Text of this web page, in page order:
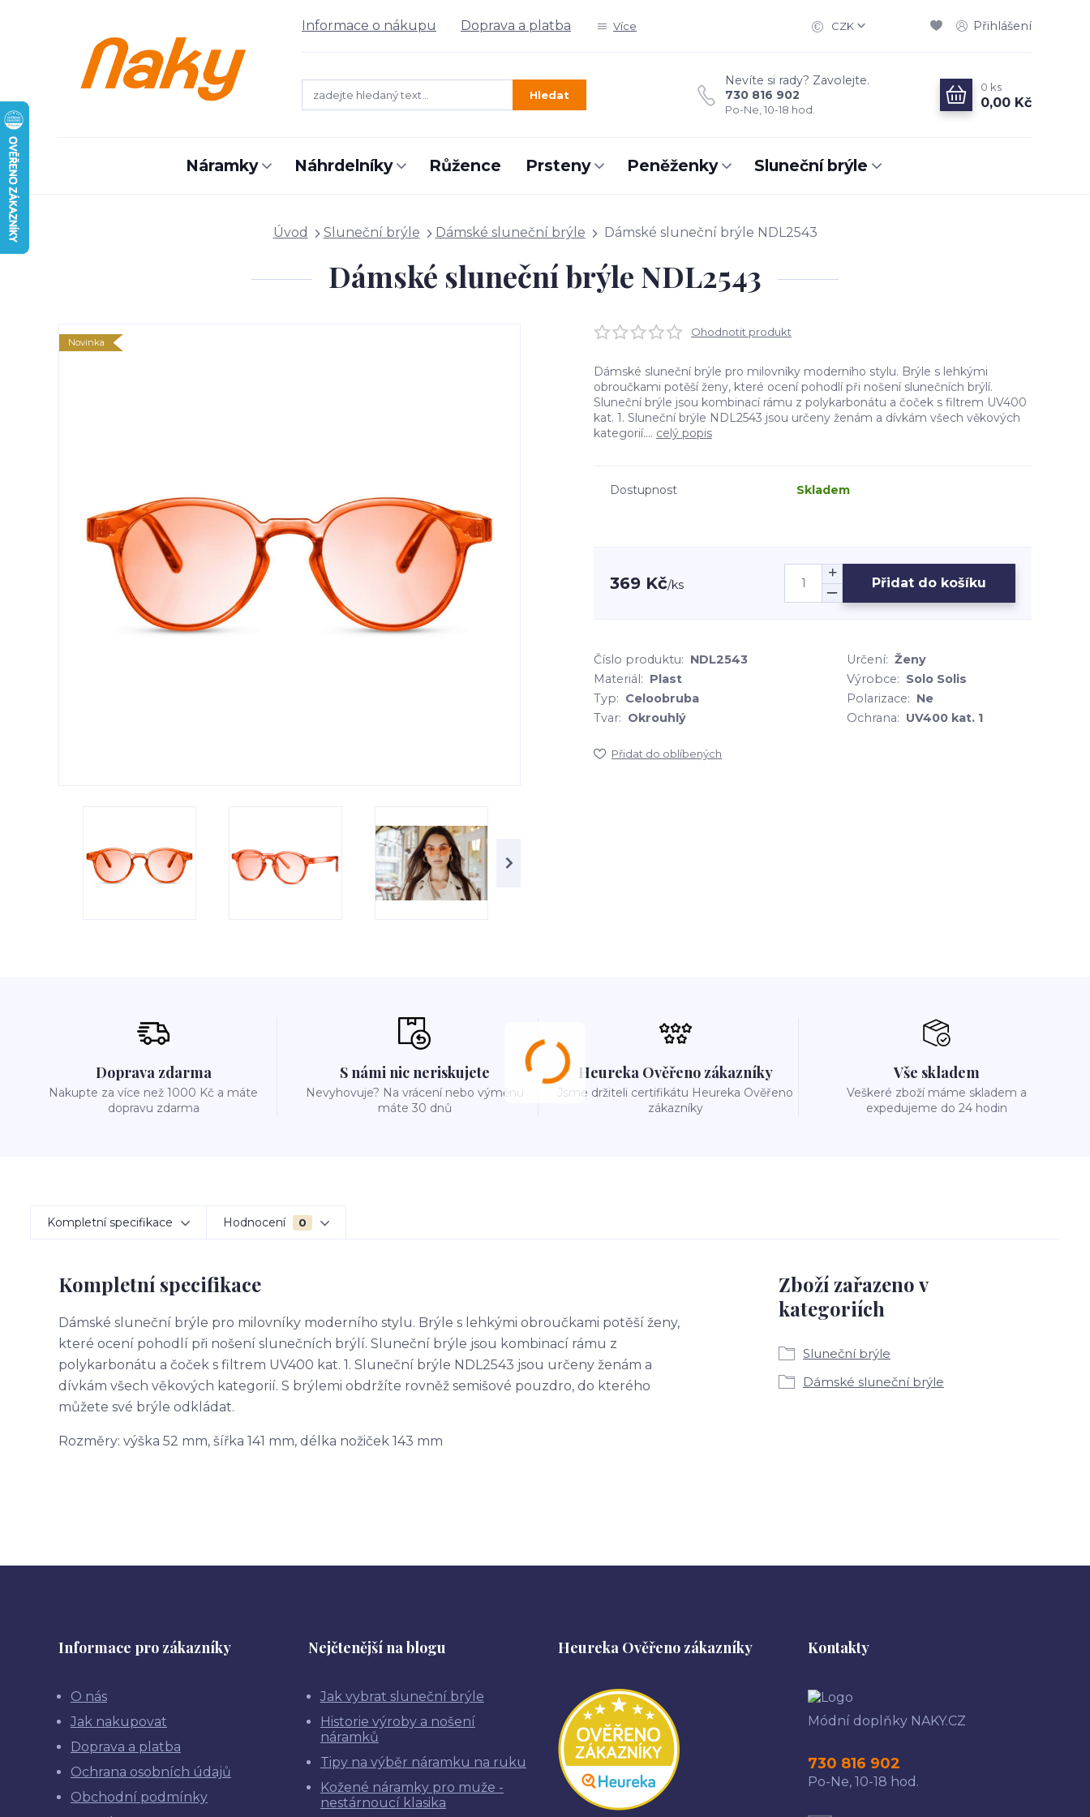
Informace o nákupu Doprava a platba Více CZK Přihlášení
Hledat
Nevíte si rady? Zavolejte.
730 816 902
Po-Ne, 10-18 hod.
0 ks
0,00 Kč
Náramky Náhrdelníky Růžence Prsteny Peněženky Sluneční brýle
Úvod Sluneční brýle Dámské sluneční brýle Dámské sluneční brýle NDL2543
Dámské sluneční brýle NDL2543
Novinka
Ohodnotit produkt
Dámské sluneční brýle pro milovníky moderního stylu. Brýle s lehkými
obroučkami potěší ženy, které ocení pohodlí při nošení slunečních brýlí.
Sluneční brýle jsou kombinací rámu z polykarbonátu a čoček s filtrem UV400
kat. 1. Sluneční brýle NDL2543 jsou určeny ženám a dívkám všech věkových
kategorií.... celý popis
Dostupnost Skladem
369 Kč/ks Přidat do košíku
Číslo produktu: NDL2543 Určení: Ženy
Materiál: Plast Výrobce: Solo Solis
Typ: Celoobruba Polarizace: Ne
Tvar: Okrouhlý Ochrana: UV400 kat. 1
Přidat do oblíbených
Doprava zdarma
Nakupte za více než 1000 Kč a máte
dopravu zdarma
S námi nic neriskujete
Nevyhovuje? Na vrácení nebo výměnu
máte 30 dnů
Heureka Ověřeno zákazníky
Jsme držiteli certifikátu Heureka Ověřeno
zákazníky
Vše skladem
Veškeré zboží máme skladem a
expedujeme do 24 hodin
Kompletní specifikace Hodnocení 0
Kompletní specifikace
Dámské sluneční brýle pro milovníky moderního stylu. Brýle s lehkými obroučkami potěší ženy,
které ocení pohodlí při nošení slunečních brýlí. Sluneční brýle jsou kombinací rámu z
polykarbonátu a čoček s filtrem UV400 kat. 1. Sluneční brýle NDL2543 jsou určeny ženám a
dívkám všech věkových kategorií. S brýlemi obdržíte rovněž semišové pouzdro, do kterého
můžete své brýle odkládat.
Rozměry: výška 52 mm, šířka 141 mm, délka nožiček 143 mm
Zboží zařazeno v
kategoriích
Sluneční brýle
Dámské sluneční brýle
Informace pro zákazníky
O nás
Jak nakupovat
Doprava a platba
Ochrana osobních údajů
Obchodní podmínky
Nejčtenější na blogu
Jak vybrat sluneční brýle
Historie výroby a nošení
náramků
Tipy na výběr náramku na ruku
Kožené náramky pro muže -
nestárnoucí klasika
Heureka Ověřeno zákazníky Kontakty
Módní doplňky NAKY.CZ
730 816 902
Po-Ne, 10-18 hod.